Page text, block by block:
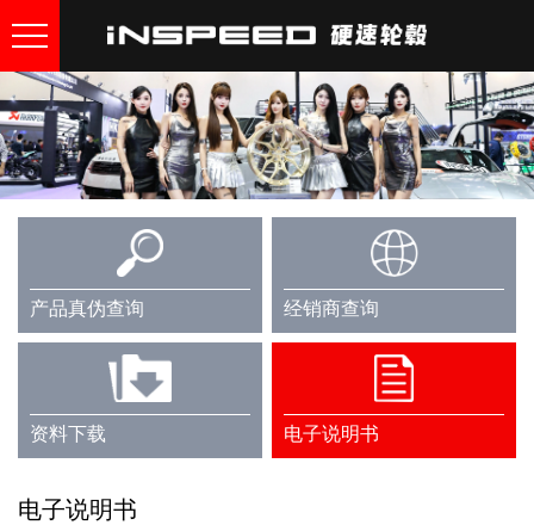
产品真伪查询 经销商查询
资料下载 电子说明书
电子说明书